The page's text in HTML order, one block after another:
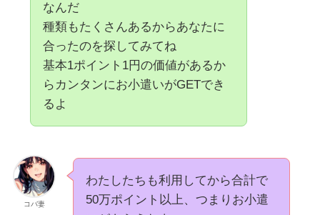
なんだ
種類もたくさんあるからあなたに
合ったのを探してみてね
基本1ポイント1円の価値があるか
らカンタンにお小遣いがGETでき
るよ
コバ妻
わたしたちも利用してから合計で
50万ポイント以上、つまりお小遣